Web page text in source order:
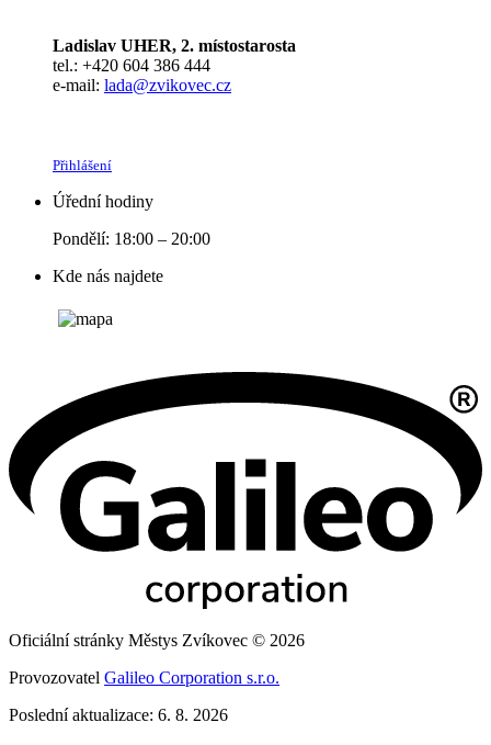
Ladislav UHER, 2. místostarosta
tel.: +420 604 386 444
e-mail: lada@zvikovec.cz
Přihlášení
Úřední hodiny
Pondělí: 18:00 – 20:00
Kde nás najdete
Oficiální stránky Městys Zvíkovec © 2026
Provozovatel Galileo Corporation s.r.o.
Poslední aktualizace: 6. 8. 2026